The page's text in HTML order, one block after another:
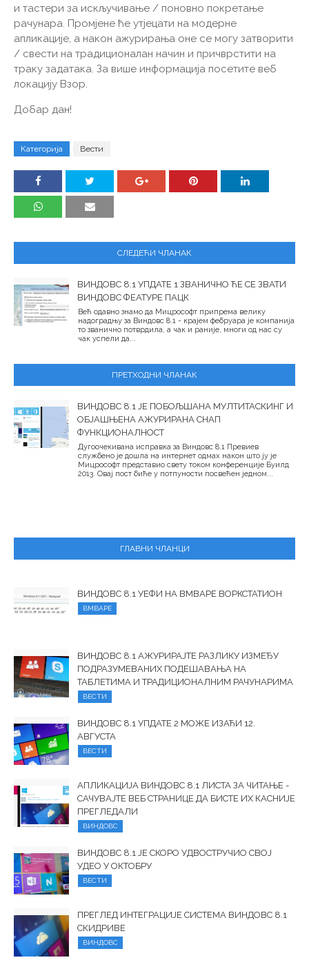
и тастери за искључивање / поновно покретање
рачунара. Промјене ће утјецати на модерне
апликације, а након ажурирања оне се могу затворити
/ свести на традиционалан начин и причврстити на
траку задатака. За више информација посетите веб
локацију Взор.
Добар дан!
Категорија Вести
СЛЕДЕЋИ ЧЛАНАК
ВИНДОВС 8.1 УПДАТЕ 1 ЗВАНИЧНО ЋЕ СЕ ЗВАТИ
ВИНДОВС ФЕАТУРЕ ПАЦК
Већ одавно знамо да Мицрософт припрема велику
надоградњу за Виндовс 8.1 - крајем фебруара је компанија
то званично потврдила, а чак и раније, многи од нас су
чак успели да...
ПРЕТХОДНИ ЧЛАНАК
ВИНДОВС 8.1 ЈЕ ПОБОЉШАНА МУЛТИТАСКИНГ И
ОБЈАШЊЕНА АЖУРИРАНА СНАП
ФУНКЦИОНАЛНОСТ
Дугоочекивана исправка за Виндовс 8.1 Превиев
службено је дошла на интернет одмах након што ју је
Мицрософт представио свету током конференције Буилд
2013. Овај пост биће у потпуности посвећен једном...
ГЛАВНИ ЧЛАНЦИ
ВИНДОВС 8.1 УЕФИ НА ВМВАРЕ ВОРКСТАТИОН
ВМВАРЕ
ВИНДОВС 8.1 АЖУРИРАЈТЕ РАЗЛИКУ ИЗМЕЂУ
ПОДРАЗУМЕВАНИХ ПОДЕШАВАЊА НА
ТАБЛЕТИМА И ТРАДИЦИОНАЛНИМ РАЧУНАРИМА
ВЕСТИ
ВИНДОВС 8.1 УПДАТЕ 2 МОЖЕ ИЗАЋИ 12.
АВГУСТА
ВЕСТИ
АПЛИКАЦИЈА ВИНДОВС 8.1 ЛИСТА ЗА ЧИТАЊЕ -
САЧУВАЈТЕ ВЕБ СТРАНИЦЕ ДА БИСТЕ ИХ КАСНИЈЕ
ПРЕГЛЕДАЛИ
ВИНДОВС
ВИНДОВС 8.1 ЈЕ СКОРО УДВОСТРУЧИО СВОЈ
УДЕО У ОКТОБРУ
ВЕСТИ
ПРЕГЛЕД ИНТЕГРАЦИЈЕ СИСТЕМА ВИНДОВС 8.1
СКИДРИВЕ
ВИНДОВС